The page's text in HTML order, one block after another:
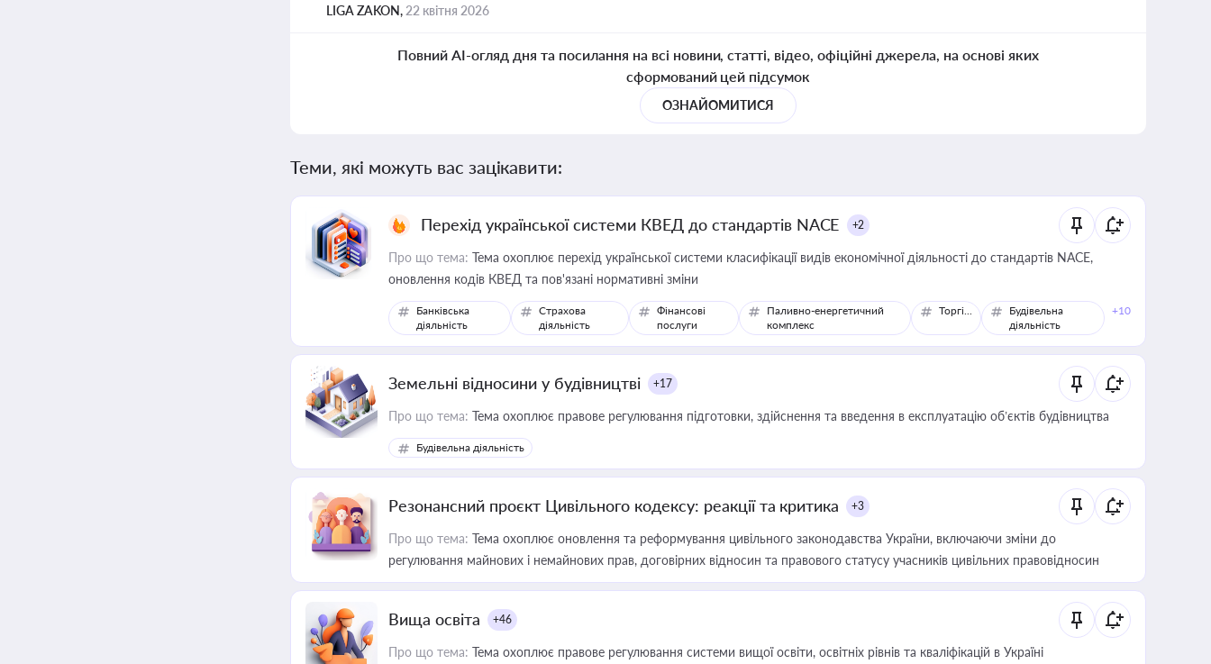
LIGA ZAKON, 22 квітня 2026
Повний AI-огляд дня та посилання на всі новини, статті, відео, офіційні джерела, на основі яких
сформований цей підсумок
ОЗНАЙОМИТИСЯ
Теми, які можуть вас зацікавити:
Перехід української системи КВЕД до стандартів NACE +2
Про що тема: Тема охоплює перехід української системи класифікації видів економічної діяльності до стандартів NACE,
оновлення кодів КВЕД та пов'язані нормативні зміни
Банківська
діяльність
Страхова
діяльність
Фінансові
послуги
Паливно-енергетичний
комплекс
Торгівля
Будівельна
діяльність
+10
Земельні відносини у будівництві +17
Про що тема: Тема охоплює правове регулювання підготовки, здійснення та введення в експлуатацію об’єктів будівництва
Будівельна діяльність
Резонансний проєкт Цивільного кодексу: реакції та критика +3
Про що тема: Тема охоплює оновлення та реформування цивільного законодавства України, включаючи зміни до
регулювання майнових і немайнових прав, договірних відносин та правового статусу учасників цивільних правовідносин
Вища освіта +46
Про що тема: Тема охоплює правове регулювання системи вищої освіти, освітніх рівнів та кваліфікацій в Україні